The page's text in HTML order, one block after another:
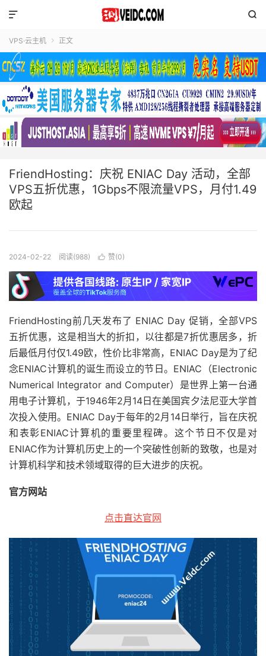


VPS·云主机  正文
FriendHosting：庆祝 ENIAC Day 活动，全部
VPS五折优惠，1Gbps不限流量VPS，月付1.49
欧起
2024-02-22 阅读(988)  赞(0)
FriendHosting前几天发布了 ENIAC Day 促销，全部VPS
五折优惠，这是相当大的折扣，以往都是7折优惠居多，折
后最低月付仅1.49欧，性价比非常高，ENIAC Day是为了纪
念ENIAC计算机的诞生而设立的节日。ENIAC（Electronic
Numerical Integrator and Computer）是世界上第一台通
用电子计算机，于1946年2月14日在美国宾夕法尼亚大学首
次投入使用。ENIAC Day于每年的2月14日举行，旨在庆祝
和表彰ENIAC计算机的重要里程碑。这个节日不仅是对
ENIAC作为计算机历史上的一个突破性创新的致敬，也是对
计算机科学和技术领域取得的巨大进步的庆祝。
官方网站
点击直达官网